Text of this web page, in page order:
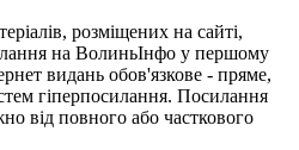
розміщених на сайті,
на ВолиньІнфо у першому
видань обов'язкове - пряме,
гіперпосилання. Посилання
від повного або часткового